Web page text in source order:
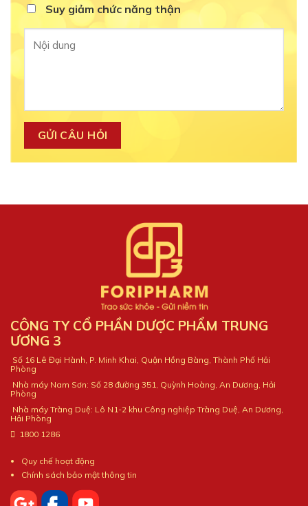
Suy giảm chức năng thận
CÔNG TY CỔ PHẦN DƯỢC PHẨM TRUNG
ƯƠNG 3
Số 16 Lê Đại Hành, P. Minh Khai, Quận Hồng Bàng, Thành Phố Hải
Phòng
Nhà máy Nam Sơn: Số 28 đường 351, Quỳnh Hoàng, An Dương, Hải
Phòng
Nhà máy Tràng Duệ: Lô N1-2 khu Công nghiệp Tràng Duệ, An Dương,
Hải Phòng
1800 1286
Quy chế hoạt động
Chính sách bảo mật thông tin